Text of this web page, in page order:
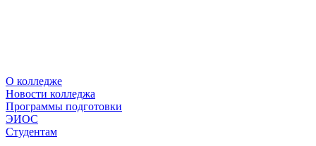
О колледже
Новости колледжа
Программы подготовки
ЭИОС
Студентам